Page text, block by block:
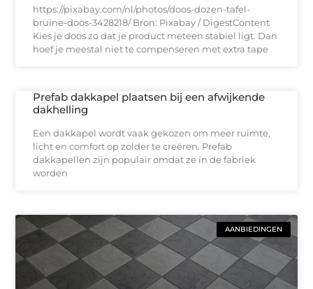
https://pixabay.com/nl/photos/doos-dozen-tafel-
bruine-doos-3428218/ Bron: Pixabay / DigestContent
Kies je doos zo dat je product meteen stabiel ligt. Dan
hoef je meestal niet te compenseren met extra tape
Prefab dakkapel plaatsen bij een afwijkende
dakhelling
Een dakkapel wordt vaak gekozen om meer ruimte,
licht en comfort op zolder te creëren. Prefab
dakkapellen zijn populair omdat ze in de fabriek
worden
AANBIEDINGEN